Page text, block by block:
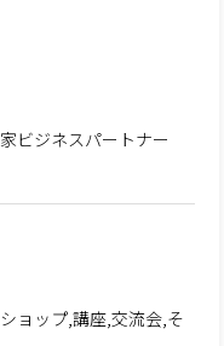
ビジネスパートナー
ョップ,講座,交流会,そ